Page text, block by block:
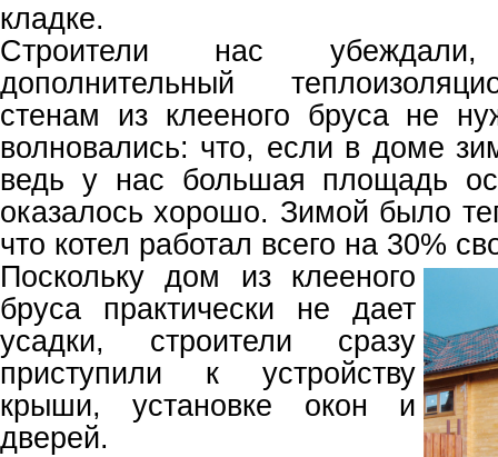
кладке.
Строители нас
дополнительный
стенам из клееного бруса не
волновались: что, если в доме
ведь у нас большая площадь
оказалось хорошо. Зимой было
что котел работал всего на 30%
Поскольку дом из клееного
бруса практически не дает
усадки, строители сразу
приступили к устройству
крыши, установке окон и
дверей.